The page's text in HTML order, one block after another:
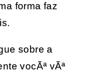
forma faz
sobre a
vocÃª vÃª